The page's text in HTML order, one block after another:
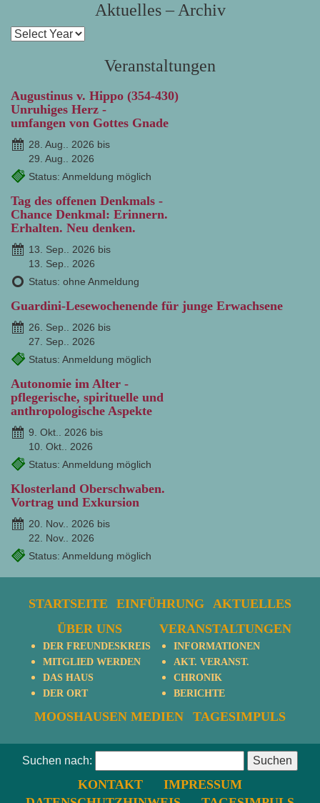
Aktuelles – Archiv
Veranstaltungen
Augustinus v. Hippo (354-430)
Unruhiges Herz -
umfangen von Gottes Gnade
28. Aug.. 2026 bis
29. Aug.. 2026
Status: Anmeldung möglich
Tag des offenen Denkmals -
Chance Denkmal: Erinnern.
Erhalten. Neu denken.
13. Sep.. 2026 bis
13. Sep.. 2026
Status: ohne Anmeldung
Guardini-Lesewochenende für junge Erwachsene
26. Sep.. 2026 bis
27. Sep.. 2026
Status: Anmeldung möglich
Autonomie im Alter -
pflegerische, spirituelle und
anthropologische Aspekte
9. Okt.. 2026 bis
10. Okt.. 2026
Status: Anmeldung möglich
Klosterland Oberschwaben.
Vortrag und Exkursion
20. Nov.. 2026 bis
22. Nov.. 2026
Status: Anmeldung möglich
STARTSEITE EINFÜHRUNG
AKTUELLES
ÜBER UNS
DER FREUNDESKREIS
MITGLIED WERDEN
DAS HAUS
DER ORT
VERANSTALTUNGEN
INFORMATIONEN
AKT. VERANST.
CHRONIK
BERICHTE
MOOSHAUSEN MEDIEN TAGESIMPULS
Suchen nach:
KONTAKT
IMPRESSUM